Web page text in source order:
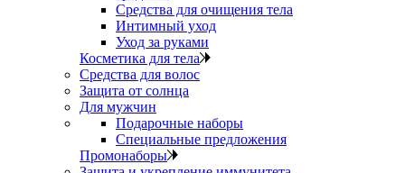
Средства для очищения тела
Интимный уход
Уход за руками
Косметика для тела
Средства для волос
Защита от солнца
Для мужчин
Подарочные наборы
Специальные предложения
Промонаборы